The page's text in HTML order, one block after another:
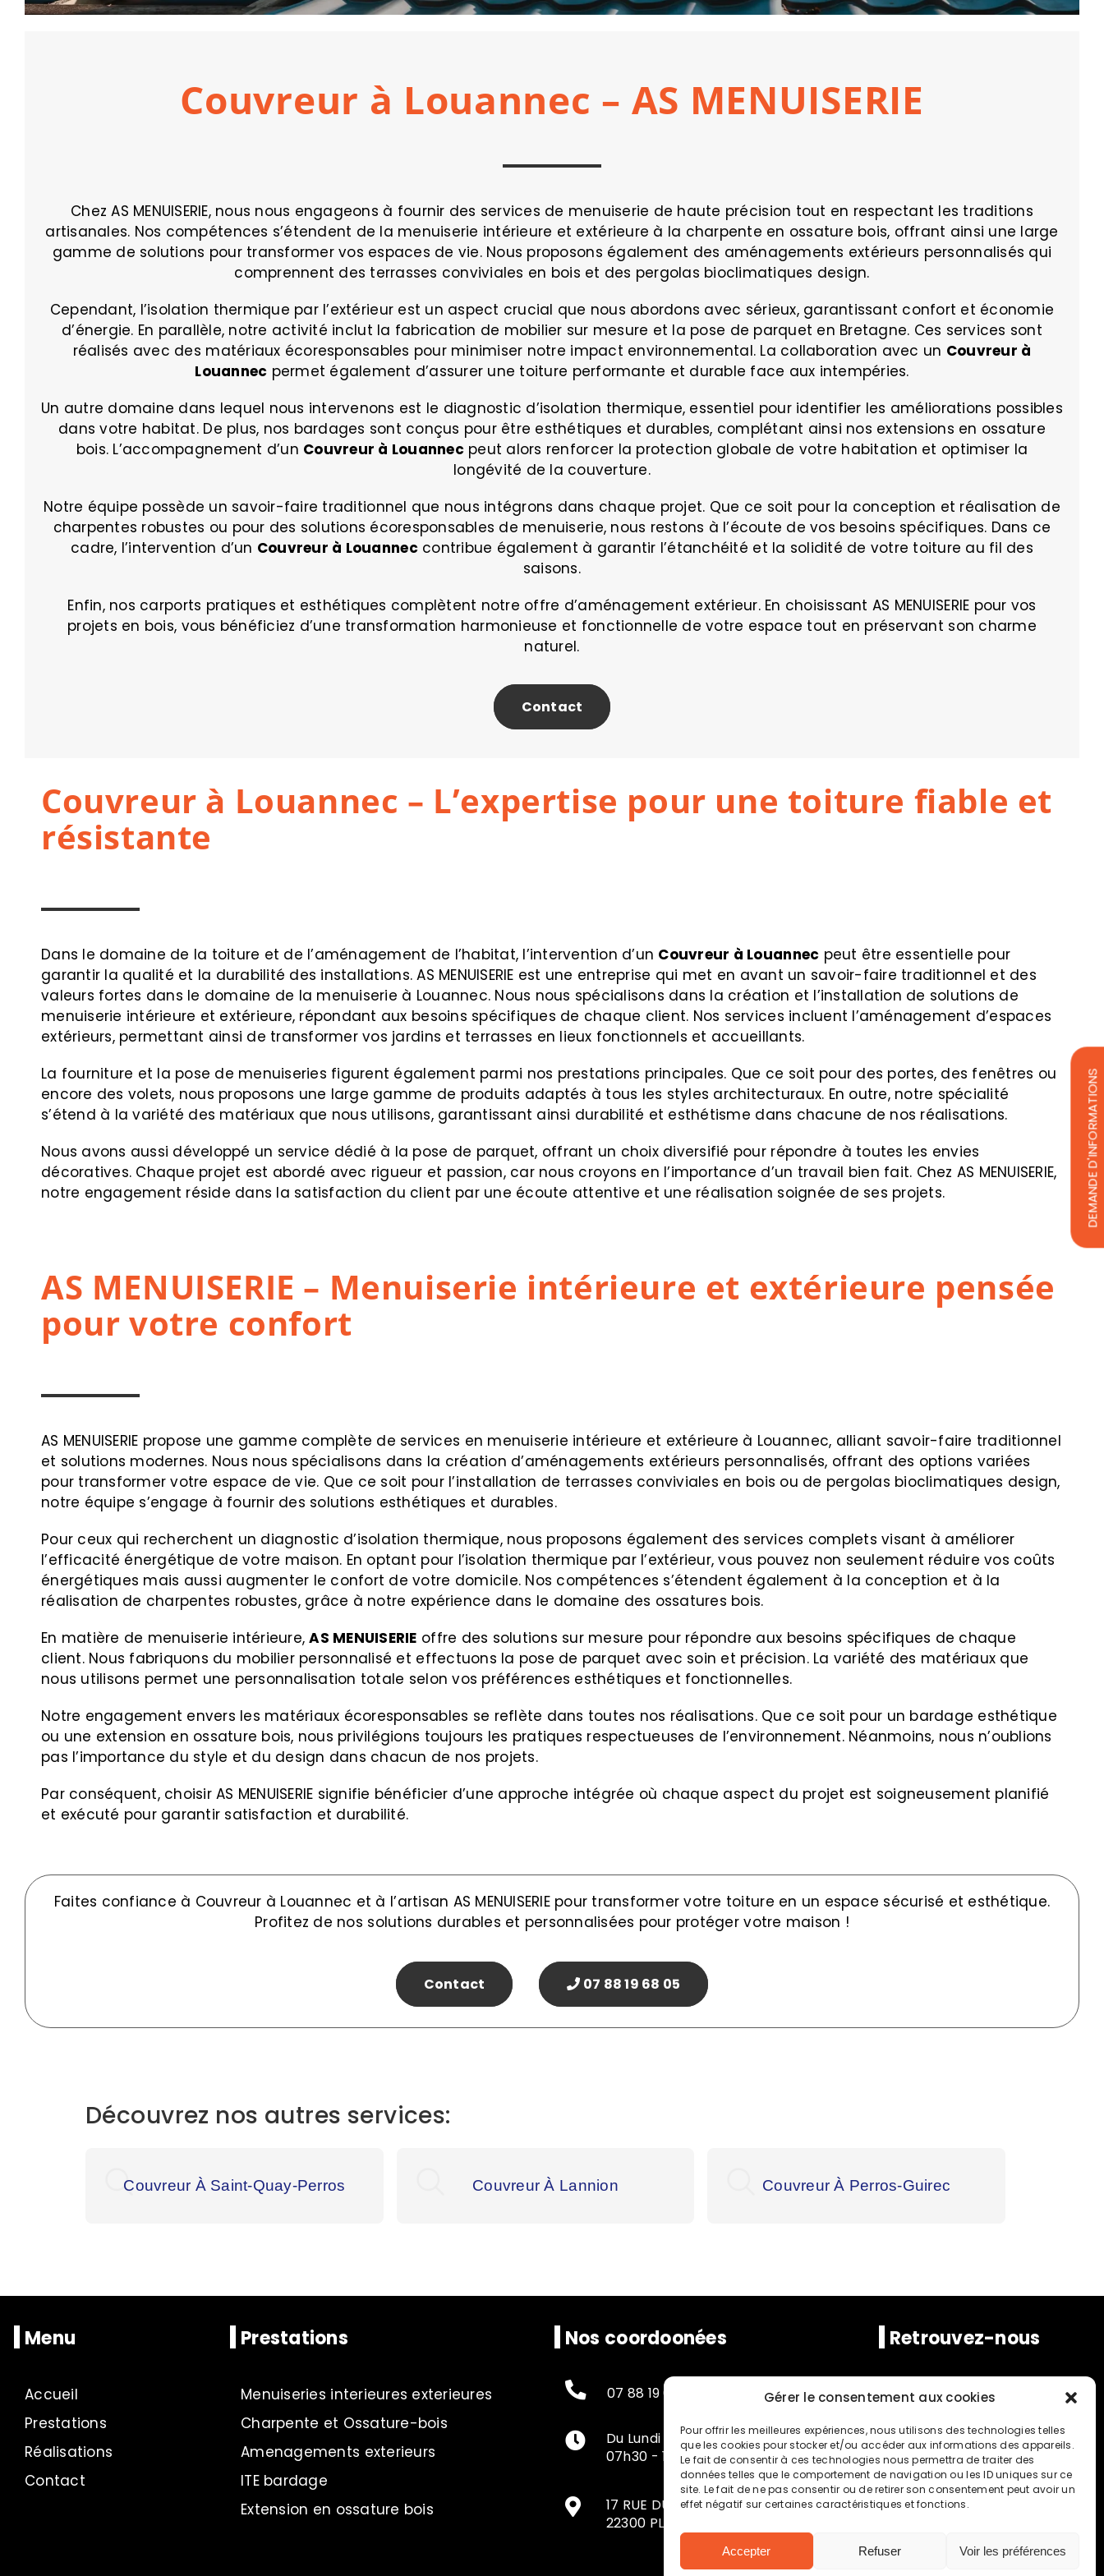
Gérer le consentement aux cookies
Pour offrir les meilleures expériences, nous utilisons des technologies telles
que les cookies pour stocker et/ou accéder aux informations des appareils.
Le fait de consentir à ces technologies nous permettra de traiter des
données telles que le comportement de navigation ou les ID uniques sur ce
site. Le fait de ne pas consentir ou de retirer son consentement peut avoir un
effet négatif sur certaines caractéristiques et fonctions.
Accepter Refuser Voir les préférences
Couvreur à Louannec – AS MENUISERIE
Chez AS MENUISERIE, nous nous engageons à fournir des services de menuiserie de haute précision tout en respectant les traditions
artisanales. Nos compétences s’étendent de la menuiserie intérieure et extérieure à la charpente en ossature bois, offrant ainsi une large
gamme de solutions pour transformer vos espaces de vie. Nous proposons également des aménagements extérieurs personnalisés qui
comprennent des terrasses conviviales en bois et des pergolas bioclimatiques design.
Cependant, l’isolation thermique par l’extérieur est un aspect crucial que nous abordons avec sérieux, garantissant confort et économie
d’énergie. En parallèle, notre activité inclut la fabrication de mobilier sur mesure et la pose de parquet en Bretagne. Ces services sont
réalisés avec des matériaux écoresponsables pour minimiser notre impact environnemental. La collaboration avec un Couvreur à
Louannec permet également d’assurer une toiture performante et durable face aux intempéries.
Un autre domaine dans lequel nous intervenons est le diagnostic d’isolation thermique, essentiel pour identifier les améliorations possibles
dans votre habitat. De plus, nos bardages sont conçus pour être esthétiques et durables, complétant ainsi nos extensions en ossature
bois. L’accompagnement d’un Couvreur à Louannecpeut alors renforcer la protection globale de votre habitation et optimiser la
longévité de la couverture.
Notre équipe possède un savoir-faire traditionnel que nous intégrons dans chaque projet. Que ce soit pour la conception et réalisation de
charpentes robustes ou pour des solutions écoresponsables de menuiserie, nous restons à l’écoute de vos besoins spécifiques. Dans ce
cadre, l’intervention d’un Couvreur à Louanneccontribue également à garantir l’étanchéité et la solidité de votre toiture au fil des
saisons.
Enfin, nos carports pratiques et esthétiques complètent notre offre d’aménagement extérieur. En choisissant AS MENUISERIE pour vos
projets en bois, vous bénéficiez d’une transformation harmonieuse et fonctionnelle de votre espace tout en préservant son charme
naturel.
Contact
Couvreur à Louannec – L’expertise pour une toiture fiable et
résistante
Dans le domaine de la toiture et de l’aménagement de l’habitat, l’intervention d’un Couvreur à Louannec peut être essentielle pour
garantir la qualité et la durabilité des installations. AS MENUISERIE est une entreprise qui met en avant un savoir-faire traditionnel et des
valeurs fortes dans le domaine de la menuiserie à Louannec. Nous nous spécialisons dans la création et l’installation de solutions de
menuiserie intérieure et extérieure, répondant aux besoins spécifiques de chaque client. Nos services incluent l’aménagement d’espaces
extérieurs, permettant ainsi de transformer vos jardins et terrasses en lieux fonctionnels et accueillants.
La fourniture et la pose de menuiseries figurent également parmi nos prestations principales. Que ce soit pour des portes, des fenêtres ou
encore des volets, nous proposons une large gamme de produits adaptés à tous les styles architecturaux. En outre, notre spécialité
s’étend à la variété des matériaux que nous utilisons, garantissant ainsi durabilité et esthétisme dans chacune de nos réalisations.
Nous avons aussi développé un service dédié à la pose de parquet, offrant un choix diversifié pour répondre à toutes les envies
décoratives. Chaque projet est abordé avec rigueur et passion, car nous croyons en l’importance d’un travail bien fait. Chez AS MENUISERIE,
notre engagement réside dans la satisfaction du client par une écoute attentive et une réalisation soignée de ses projets.
AS MENUISERIE – Menuiserie intérieure et extérieure pensée
pour votre confort
AS MENUISERIE propose une gamme complète de services en menuiserie intérieure et extérieure à Louannec, alliant savoir-faire traditionnel
et solutions modernes. Nous nous spécialisons dans la création d’aménagements extérieurs personnalisés, offrant des options variées
pour transformer votre espace de vie. Que ce soit pour l’installation de terrasses conviviales en bois ou de pergolas bioclimatiques design,
notre équipe s’engage à fournir des solutions esthétiques et durables.
Pour ceux qui recherchent un diagnostic d’isolation thermique, nous proposons également des services complets visant à améliorer
l’efficacité énergétique de votre maison. En optant pour l’isolation thermique par l’extérieur, vous pouvez non seulement réduire vos coûts
énergétiques mais aussi augmenter le confort de votre domicile. Nos compétences s’étendent également à la conception et à la
réalisation de charpentes robustes, grâce à notre expérience dans le domaine des ossatures bois.
En matière de menuiserie intérieure,AS MENUISERIE offre des solutions sur mesure pour répondre aux besoins spécifiques de chaque
client. Nous fabriquons du mobilier personnalisé et effectuons la pose de parquet avec soin et précision. La variété des matériaux que
nous utilisons permet une personnalisation totale selon vos préférences esthétiques et fonctionnelles.
Notre engagement envers les matériaux écoresponsables se reflète dans toutes nos réalisations. Que ce soit pour un bardage esthétique
ou une extension en ossature bois, nous privilégions toujours les pratiques respectueuses de l’environnement. Néanmoins, nous n’oublions
pas l’importance du style et du design dans chacun de nos projets.
Par conséquent, choisir AS MENUISERIE signifie bénéficier d’une approche intégrée où chaque aspect du projet est soigneusement planifié
et exécuté pour garantir satisfaction et durabilité.
Faites confiance à Couvreur à Louannec et à l’artisan AS MENUISERIE pour transformer votre toiture en un espace sécurisé et esthétique.
Profitez de nos solutions durables et personnalisées pour protéger votre maison !
Contact 07 88 19 68 05
Découvrez nos autres services:
Couvreur À Saint-Quay-Perros Couvreur À Lannion Couvreur À Perros-Guirec
Menu
Accueil
Prestations
Réalisations
Contact
Prestations
Menuiseries interieures exterieures
Charpente et Ossature-bois
Amenagements exterieurs
ITE bardage
Extension en ossature bois
Nos coordoonées
07 88 19 68 05
Du Lundi au Vendredi :
07h30 - 18h00
17 RUE DU CHATEAU DE COATILLIAU
22300 PLOUBEZRE
Retrouvez-nous
DEMANDE D'INFORMATIONS